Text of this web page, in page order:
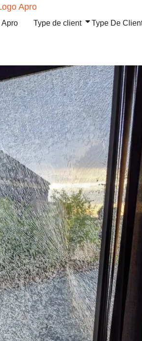
Apro Type de client Type De